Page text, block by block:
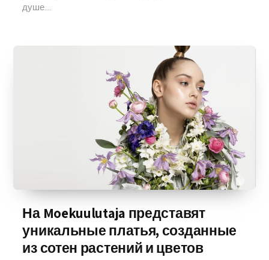
душе....
На Moekuulutaja представят
уникальные платья, созданные
из сотен растений и цветов